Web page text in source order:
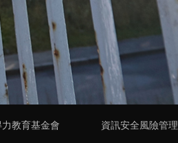
力教育基金會 資訊安全風險管理